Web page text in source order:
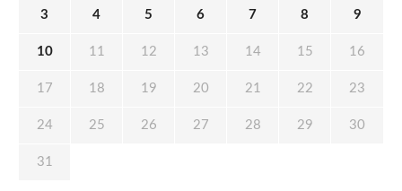
3 4 5 6 7 8 9
10 11 12 13 14 15 16
17 18 19 20 21 22 23
24 25 26 27 28 29 30
31